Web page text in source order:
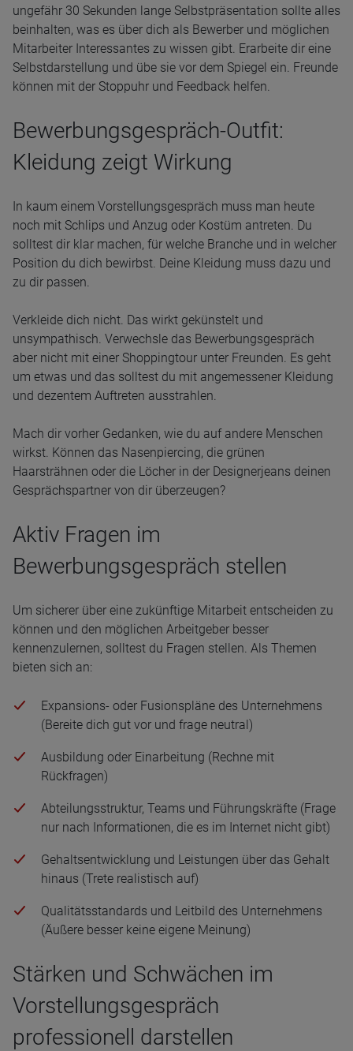
ungefähr 30 Sekunden lange Selbstpräsentation sollte alles
beinhalten, was es über dich als Bewerber und möglichen
Mitarbeiter Interessantes zu wissen gibt. Erarbeite dir eine
Selbstdarstellung und übe sie vor dem Spiegel ein. Freunde
können mit der Stoppuhr und Feedback helfen.
Bewerbungsgespräch-Outfit:
Kleidung zeigt Wirkung
In kaum einem Vorstellungsgespräch muss man heute
noch mit Schlips und Anzug oder Kostüm antreten. Du
solltest dir klar machen, für welche Branche und in welcher
Position du dich bewirbst. Deine Kleidung muss dazu und
zu dir passen.
Verkleide dich nicht. Das wirkt gekünstelt und
unsympathisch. Verwechsle das Bewerbungsgespräch
aber nicht mit einer Shoppingtour unter Freunden. Es geht
um etwas und das solltest du mit angemessener Kleidung
und dezentem Auftreten ausstrahlen.
Mach dir vorher Gedanken, wie du auf andere Menschen
wirkst. Können das Nasenpiercing, die grünen
Haarsträhnen oder die Löcher in der Designerjeans deinen
Gesprächspartner von dir überzeugen?
Aktiv Fragen im
Bewerbungsgespräch stellen
Um sicherer über eine zukünftige Mitarbeit entscheiden zu
können und den möglichen Arbeitgeber besser
kennenzulernen, solltest du Fragen stellen. Als Themen
bieten sich an:
Expansions- oder Fusionspläne des Unternehmens
(Bereite dich gut vor und frage neutral)
Ausbildung oder Einarbeitung (Rechne mit
Rückfragen)
Abteilungsstruktur, Teams und Führungskräfte (Frage
nur nach Informationen, die es im Internet nicht gibt)
Gehaltsentwicklung und Leistungen über das Gehalt
hinaus (Trete realistisch auf)
Qualitätsstandards und Leitbild des Unternehmens
(Äußere besser keine eigene Meinung)
Stärken und Schwächen im
Vorstellungsgespräch
professionell darstellen